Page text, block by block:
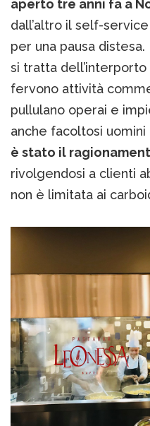
aperto tre anni fa a
dall’altro il self-
per una pausa
si tratta
fervono attività
pullulano operai e
anche facoltosi uomini
è stato il
rivolgendosi a clienti
non è limitata ai